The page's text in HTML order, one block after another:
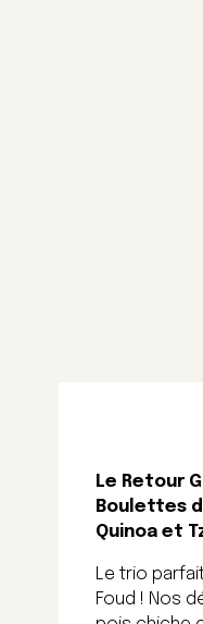
Le Retour
Boulettes
Quinoa et
Le trio
Foud ! Nos